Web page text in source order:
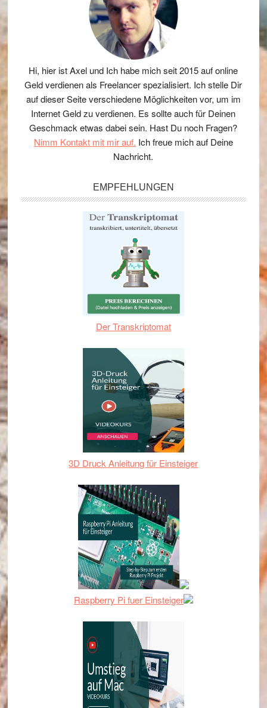
Hi, hier ist Axel und Ich habe mich seit 2015 auf online
Geld verdienen als Freelancer spezialisiert. Ich stelle Dir
auf dieser Seite verschiedene Möglichkeiten vor, um im
Internet Geld zu verdienen. Es sollte auch für Deinen
Geschmack etwas dabei sein. Hast Du noch Fragen?
Nimm Kontakt mit mir auf. Ich freue mich auf Deine
Nachricht.
EMPFEHLUNGEN
Der Transkriptomat
3D Druck Anleitung für Einsteiger
Raspberry Pi fuer Einsteiger